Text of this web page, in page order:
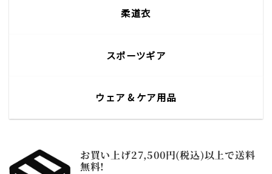
柔道衣
スポーツギア
ウェア & ケア用品
お買い上げ27,500円(税込)以上で送料
無料!